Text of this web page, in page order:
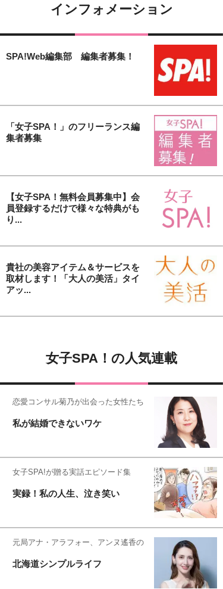
インフォメーション
SPA!Web編集部 編集者募集！
「女子SPA！」のフリーランス編
集者募集
【女子SPA！無料会員募集中】会
員登録するだけで様々な特典がも
り...
貴社の美容アイテム＆サービスを
取材します！「大人の美活」タイ
アッ...
女子SPA！の人気連載
恋愛コンサル菊乃が出会った女性たち
私が結婚できないワケ
女子SPA!が贈る実話エピソード集
実録！私の人生、泣き笑い
元局アナ・アラフォー、アンヌ遙香の
北海道シンプルライフ